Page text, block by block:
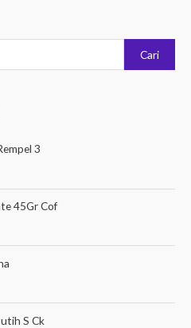
Cari
3
45Gr Cof
S Ck